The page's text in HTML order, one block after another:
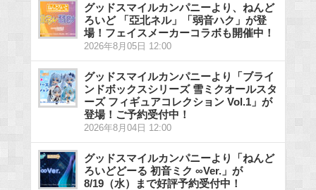
グッドスマイルカンパニーより、ねんど
ろいど 「亞北ネル」「弱音ハク」が登
場！フェイスメーカーコラボも開催中！
2026年8月05日 12:00
グッドスマイルカンパニーより「ブライ
ンドボックスシリーズ 雪ミクオールスタ
ーズ フィギュアコレクション Vol.1」が
登場！ご予約受付中！
2026年8月04日 12:00
グッドスマイルカンパニーより「ねんど
ろいどどーる 初音ミク ∞Ver.」が
8/19（水）まで好評予約受付中！